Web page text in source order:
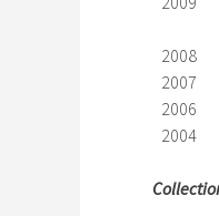
2008
2007
2006
2004